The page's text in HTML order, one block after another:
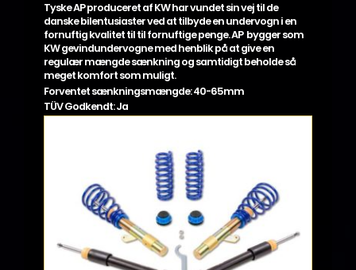
Tyske AP produceret af KW har vundet sin vej til de
danske bilentusiaster ved at tilbyde en undervogn i en
fornuftig kvalitet til til fornuftige penge. AP bygger som
KW gevindundervogne med henblik på at give en
regulær mængde sænkning og samtidigt beholde så
meget komfort som muligt.
Forventet sænkningsmængde: 40-65mm
TÜV Godkendt: Ja